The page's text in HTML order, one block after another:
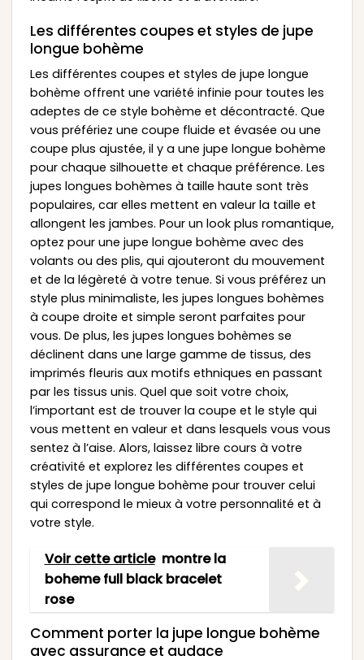
Les différentes coupes et styles de jupe
longue bohème
Les différentes coupes et styles de jupe longue
bohème offrent une variété infinie pour toutes les
adeptes de ce style bohème et décontracté. Que
vous préfériez une coupe fluide et évasée ou une
coupe plus ajustée, il y a une jupe longue bohème
pour chaque silhouette et chaque préférence. Les
jupes longues bohèmes à taille haute sont très
populaires, car elles mettent en valeur la taille et
allongent les jambes. Pour un look plus romantique,
optez pour une jupe longue bohème avec des
volants ou des plis, qui ajouteront du mouvement
et de la légèreté à votre tenue. Si vous préférez un
style plus minimaliste, les jupes longues bohèmes
à coupe droite et simple seront parfaites pour
vous. De plus, les jupes longues bohèmes se
déclinent dans une large gamme de tissus, des
imprimés fleuris aux motifs ethniques en passant
par les tissus unis. Quel que soit votre choix,
l’important est de trouver la coupe et le style qui
vous mettent en valeur et dans lesquels vous vous
sentez à l’aise. Alors, laissez libre cours à votre
créativité et explorez les différentes coupes et
styles de jupe longue bohème pour trouver celui
qui correspond le mieux à votre personnalité et à
votre style.
Voir cette article montre la
boheme full black bracelet
rose
Comment porter la jupe longue bohème
avec assurance et audace